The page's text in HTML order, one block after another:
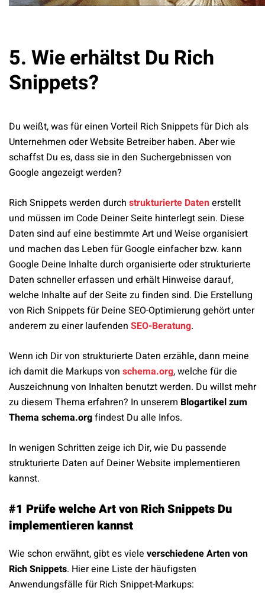
5. Wie erhältst Du Rich
Snippets?
Du weißt, was für einen Vorteil Rich Snippets für Dich als
Unternehmen oder Website Betreiber haben. Aber wie
schaffst Du es, dass sie in den Suchergebnissen von
Google angezeigt werden?
Rich Snippets werden durch strukturierte Datenerstellt
und müssen im Code Deiner Seite hinterlegt sein. Diese
Daten sind auf eine bestimmte Art und Weise organisiert
und machen das Leben für Google einfacher bzw. kann
Google Deine Inhalte durch organisierte oder strukturierte
Daten schneller erfassen und erhält Hinweise darauf,
welche Inhalte auf der Seite zu finden sind. Die Erstellung
von Rich Snippets für Deine SEO-Optimierung gehört unter
anderem zu einer laufenden SEO-Beratung.
Wenn ich Dir von strukturierte Daten erzähle, dann meine
ich damit die Markups von schema.org, welche für die
Auszeichnung von Inhalten benutzt werden. Du willst mehr
zu diesem Thema erfahren? In unserem Blogartikel zum
Thema schema.orgfindest Du alle Infos.
In wenigen Schritten zeige ich Dir, wie Du passende
strukturierte Daten auf Deiner Website implementieren
kannst.
#1 Prüfe welche Art von Rich Snippets Du
implementieren kannst
Wie schon erwähnt, gibt es viele verschiedene Arten von
Rich Snippets. Hier eine Liste der häufigsten
Anwendungsfälle für Rich Snippet-Markups: